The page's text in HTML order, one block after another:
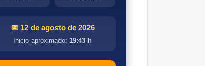
📅 12 de agosto de 2026
Inicio aproximado:19:43 h